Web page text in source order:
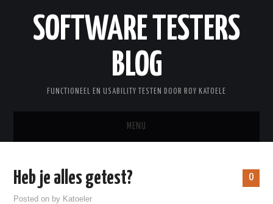
SOFTWARE TESTERS
BLOG
FUNCTIONEEL EN USABILITY TESTEN DOOR ROY KATOELE
MENU
OVER ROY
0
Heb je alles getest?
Posted on by Katoeler